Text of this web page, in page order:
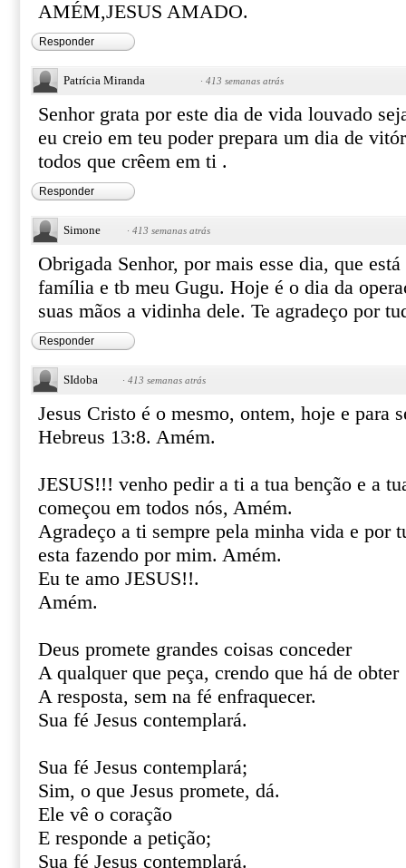
AMÉM,JESUS AMADO.
Responder
Patrícia Miranda · 413 semanas atrás
Senhor grata por este dia de vida louvado
eu creio em teu poder prepara um dia de
todos que crêem em ti .
Responder
Simone · 413 semanas atrás
Obrigada Senhor, por mais esse dia, que
família e tb meu Gugu. Hoje é o dia da
suas mãos a vidinha dele. Te agradeço por
Responder
SIdoba · 413 semanas atrás
Jesus Cristo é o mesmo, ontem, hoje e para
Hebreus 13:8. Amém.
JESUS!!! venho pedir a ti a tua benção e a
começou em todos nós, Amém.
Agradeço a ti sempre pela minha vida e por
esta fazendo por mim. Amém.
Eu te amo JESUS!!.
Amém.
Deus promete grandes coisas conceder
A qualquer que peça, crendo que há de obter
A resposta, sem na fé enfraquecer.
Sua fé Jesus contemplará.
Sua fé Jesus contemplará;
Sim, o que Jesus promete, dá.
Ele vê o coração
E responde a petição;
Sua fé Jesus contemplará.